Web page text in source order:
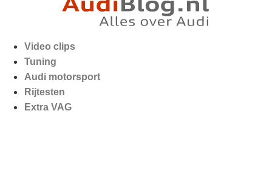
Video clips
Tuning
Audi motorsport
Rijtesten
Extra VAG